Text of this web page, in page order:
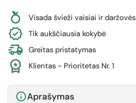
Visada švieži vaisiai ir daržovės
Tik aukščiausia kokybė
Greitas pristatymas
Klientas - Prioritetas Nr. 1
Aprašymas